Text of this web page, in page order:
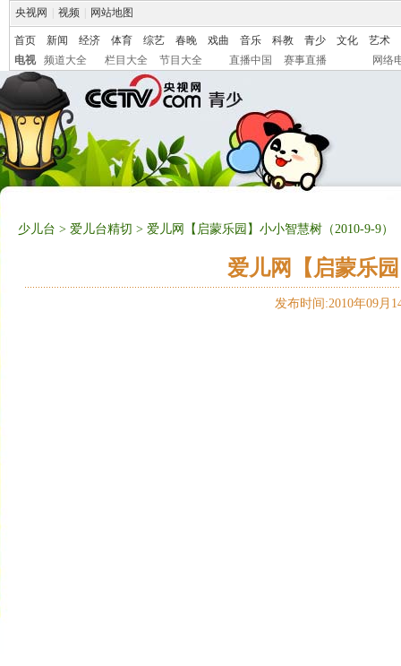
央视网 视频 网站地图
首页 新闻 经济 体育 综艺 春晚 戏曲 音乐 科教 青少 文化
艺术
电视
频道大全 栏目大全 节目大全 直播中国 赛事直播 网络
少儿台 > 爱儿台精切 > 爱儿网【启蒙乐园】小小智慧树（2010-9-9）
爱儿网【启蒙乐
发布时间:2010年09月